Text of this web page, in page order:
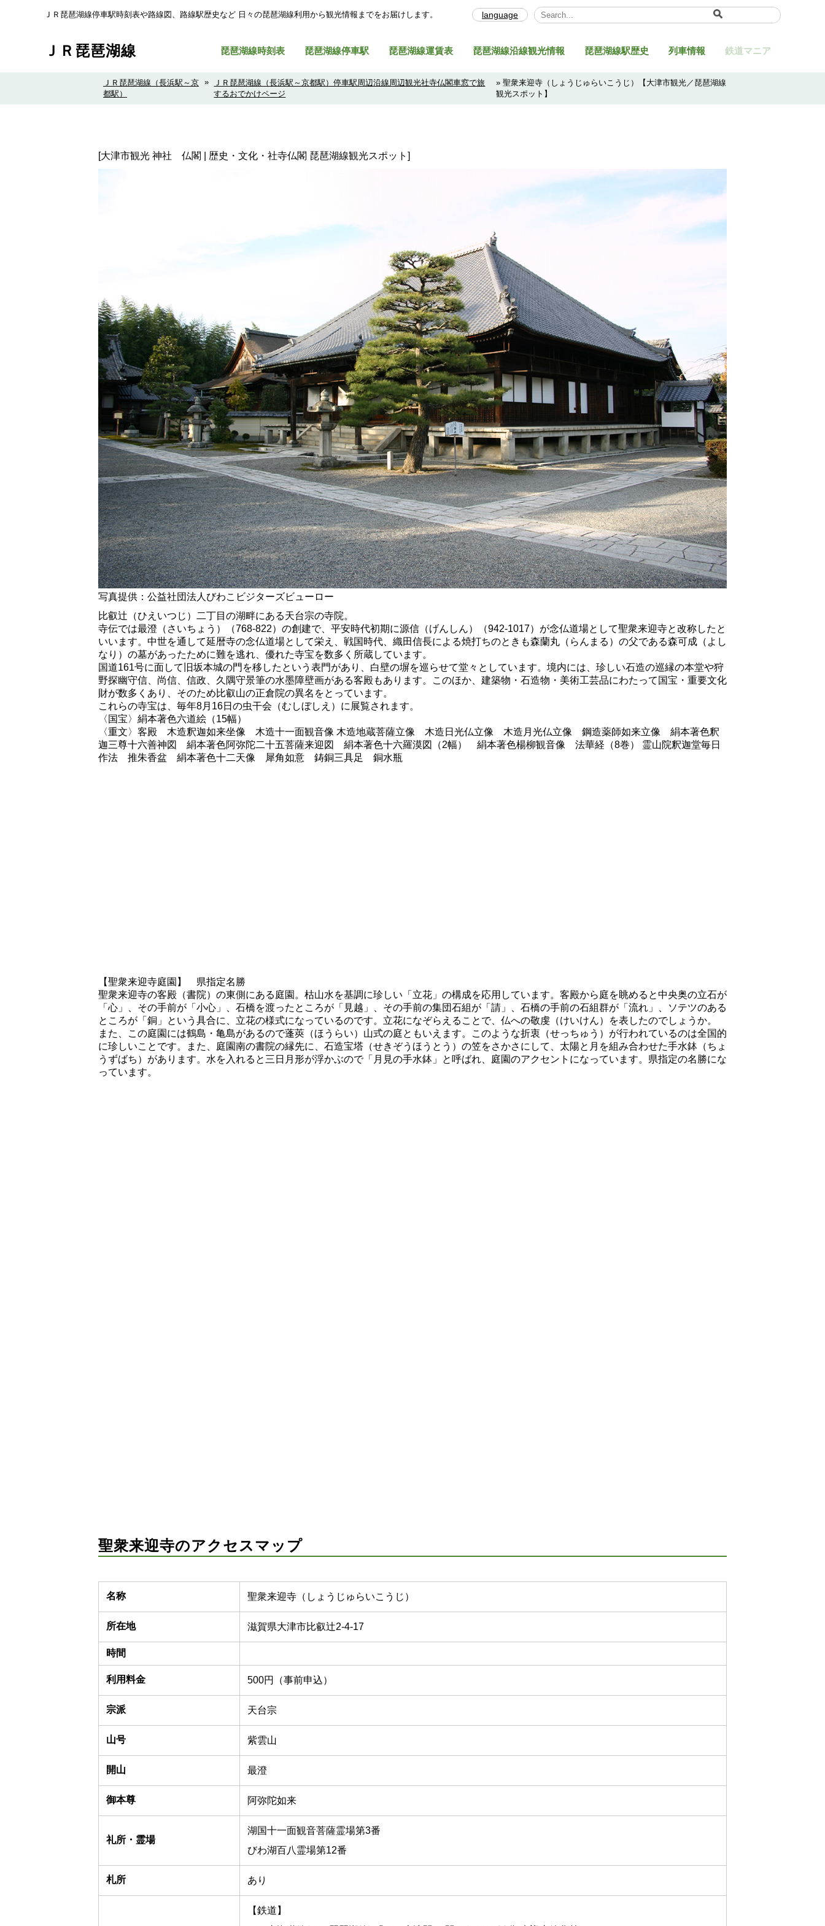
ＪＲ琵琶湖線停車駅時刻表や路線図、路線駅歴史など ⽇々の琵琶湖線利⽤から観光情報までをお届けします。 language
ＪＲ琵琶湖線 琵琶湖線時刻表 琵琶湖線停車駅 琵琶湖線運賃表 琵琶湖線沿線観光情報 琵琶湖線駅歴史 列車情報 鉄道マニア
ＪＲ琵琶湖線（長浜駅～京
都駅）
»
ＪＲ琵琶湖線（長浜駅～京都駅）停車駅周辺沿線周辺観光社寺仏閣車窓で旅
するおでかけページ
» 聖衆来迎寺（しょうじゅらいこうじ）【大津市観光／琵琶湖線
観光スポット】
[大津市観光 神社 仏閣 | 歴史・文化・社寺仏閣 琵琶湖線観光スポット]
写真提供：公益社団法人びわこビジターズビューロー
比叡辻（ひえいつじ）二丁目の湖畔にある天台宗の寺院。
寺伝では最澄（さいちょう）（768-822）の創建で、平安時代初期に源信（げんしん）（942-1017）が念仏道場として聖衆来迎寺と改称したと
いいます。中世を通して延暦寺の念仏道場として栄え、戦国時代、織田信長による焼打ちのときも森蘭丸（らんまる）の父である森可成（よし
なり）の墓があったために難を逃れ、優れた寺宝を数多く所蔵しています。
国道161号に面して旧坂本城の門を移したという表門があり、白壁の塀を巡らせて堂々としています。境内には、珍しい石造の巡縁の本堂や狩
野探幽守信、尚信、信政、久隅守景筆の水墨障壁画がある客殿もあります。このほか、建築物・石造物・美術工芸品にわたって国宝・重要文化
財が数多くあり、そのため比叡山の正倉院の異名をとっています。
これらの寺宝は、毎年8月16日の虫干会（むしぼしえ）に展覧されます。
〈国宝〉絹本著色六道絵（15幅）
〈重文〉客殿 木造釈迦如来坐像 木造十一面観音像 木造地蔵菩薩立像 木造日光仏立像 木造月光仏立像 鋼造薬師如来立像 絹本著色釈
迦三尊十六善神図 絹本著色阿弥陀二十五菩薩来迎図 絹本著色十六羅漠図（2幅） 絹本著色楊柳観音像 法華経（8巻） 霊山院釈迦堂毎日
作法 推朱香盆 絹本著色十二天像 犀角如意 鋳銅三具足 銅水瓶
【聖衆来迎寺庭園】 県指定名勝
聖衆来迎寺の客殿（書院）の東側にある庭園。枯山水を基調に珍しい「立花」の構成を応用しています。客殿から庭を眺めると中央奥の立石が
「心」、その手前が「小心」、石橋を渡ったところが「見越」、その手前の集団石組が「請」、石橋の手前の石組群が「流れ」、ソテツのある
ところが「銅」という具合に、立花の様式になっているのです。立花になぞらえることで、仏への敬虔（けいけん）を表したのでしょうか。
また、この庭園には鶴島・亀島があるので蓬莢（ほうらい）山式の庭ともいえます。このような折衷（せっちゅう）が行われているのは全国的
に珍しいことです。また、庭園南の書院の縁先に、石造宝塔（せきぞうほうとう）の笠をさかさにして、太陽と月を組み合わせた手水鉢（ちょ
うずばち）があります。水を入れると三日月形が浮かぶので「月見の手水鉢」と呼ばれ、庭園のアクセントになっています。県指定の名勝にな
っています。
聖衆来迎寺のアクセスマップ
名称 聖衆来迎寺（しょうじゅらいこうじ）
所在地 滋賀県大津市比叡辻2-4-17
時間
利用料金 500円（事前申込）
宗派 天台宗
山号 紫雲山
開山 最澄
御本尊 阿弥陀如来
礼所・霊場
湖国十一面観音菩薩霊場第3番
びわ湖百八霊場第12番
札所 あり
【鉄道】